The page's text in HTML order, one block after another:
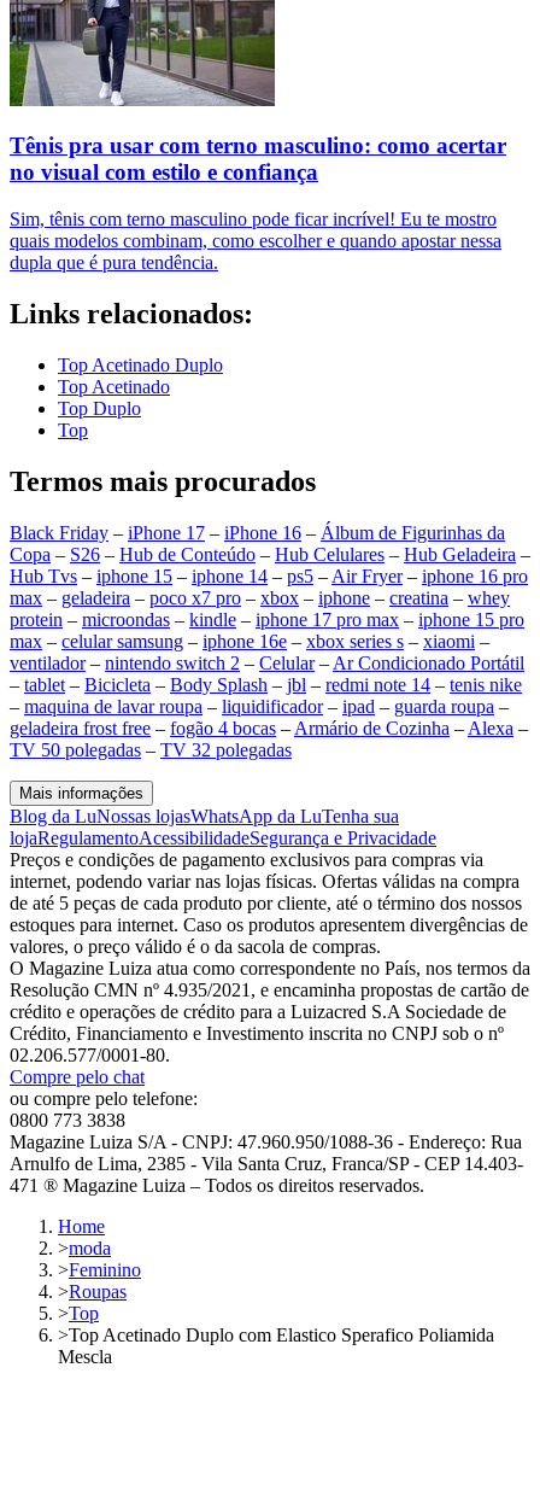
Tênis pra usar com terno masculino: como acertar
no visual com estilo e confiança
Sim, tênis com terno masculino pode ficar incrível! Eu te mostro
quais modelos combinam, como escolher e quando apostar nessa
dupla que é pura tendência.
Links relacionados:
Top Acetinado Duplo
Top Acetinado
Top Duplo
Top
Termos mais procurados
Black Friday – iPhone 17 – iPhone 16 – Álbum de Figurinhas da
Copa – S26 – Hub de Conteúdo – Hub Celulares – Hub Geladeira –
Hub Tvs – iphone 15 – iphone 14 – ps5 – Air Fryer– iphone 16 pro
max – geladeira – poco x7 pro – xbox – iphone – creatina – whey
protein – microondas – kindle – iphone 17 pro max – iphone 15 pro
max – celular samsung – iphone 16e – xbox series s – xiaomi –
ventilador– nintendo switch 2 – Celular– Ar Condicionado Portátil
– tablet – Bicicleta – Body Splash – jbl – redmi note 14 – tenis nike
– maquina de lavar roupa – liquidificador– ipad – guarda roupa –
geladeira frost free – fogão 4 bocas – Armário de Cozinha – Alexa –
TV 50 polegadas – TV 32 polegadas
Mais informações
Blog da LuNossas lojasWhatsApp da LuTenha sua
lojaRegulamentoAcessibilidadeSegurança e Privacidade
Preços e condições de pagamento exclusivos para compras via
internet, podendo variar nas lojas físicas. Ofertas válidas na compra
de até 5 peças de cada produto por cliente, até o término dos nossos
estoques para internet. Caso os produtos apresentem divergências de
valores, o preço válido é o da sacola de compras.
O Magazine Luiza atua como correspondente no País, nos termos da
Resolução CMN nº 4.935/2021, e encaminha propostas de cartão de
crédito e operações de crédito para a Luizacred S.A Sociedade de
Crédito, Financiamento e Investimento inscrita no CNPJ sob o nº
02.206.577/0001-80.
Compre pelo chat
ou compre pelo telefone:
0800 773 3838
Magazine Luiza S/A - CNPJ: 47.960.950/1088-36 - Endereço: Rua
Arnulfo de Lima, 2385 - Vila Santa Cruz, Franca/SP - CEP 14.403-
471 ® Magazine Luiza – Todos os direitos reservados.
Home
>moda
>Feminino
>Roupas
>Top
>Top Acetinado Duplo com Elastico Sperafico Poliamida
Mescla